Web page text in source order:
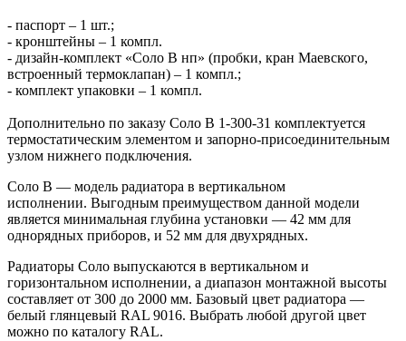
- паспорт – 1 шт.;
- кронштейны – 1 компл.
- дизайн-комплект «Соло В нп» (пробки, кран Маевского,
встроенный термоклапан) – 1 компл.;
- комплект упаковки – 1 компл.
Дополнительно по заказу Соло В 1-300-31 комплектуется
термостатическим элементом и запорно-присоединительным
узлом нижнего подключения.
Соло В — модель радиатора в вертикальном
исполнении. Выгодным преимуществом данной модели
является минимальная глубина установки ― 42 мм для
однорядных приборов, и 52 мм для двухрядных.
Радиаторы Соло выпускаются в вертикальном и
горизонтальном исполнении, а диапазон монтажной высоты
составляет от 300 до 2000 мм. Базовый цвет радиатора —
белый глянцевый RAL 9016. Выбрать любой другой цвет
можно по каталогу RAL.